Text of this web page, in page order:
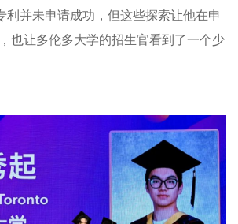
利并未申请成功，但这些探索让他在申
也让多伦多大学的招生官看到了一个少